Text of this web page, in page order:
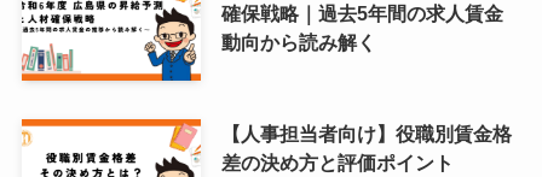
確保戦略｜過去5年間の求人賃金
動向から読み解く
【人事担当者向け】役職別賃金格
差の決め方と評価ポイント